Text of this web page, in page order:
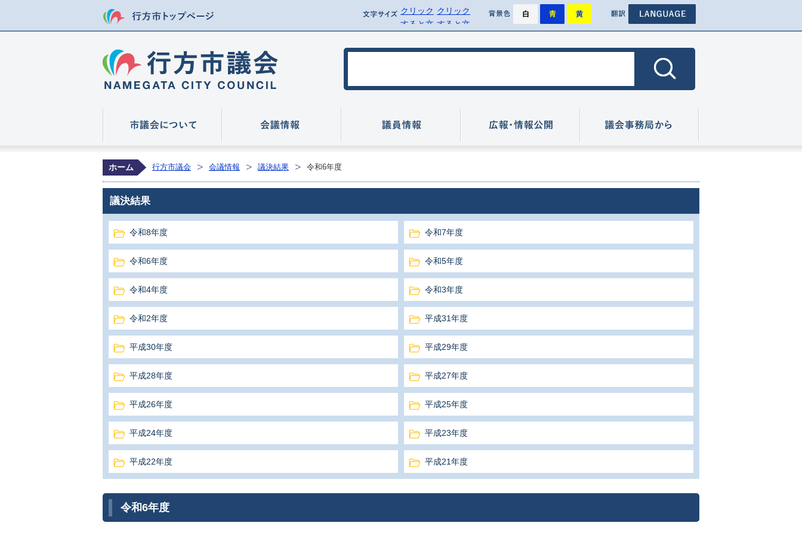
文字サイズ
クリック
すると文
を標準に
クリック
すると文
を拡大で
翻訳
背景色
背景を標準にします
背景を青色にします
背景を黄色にします
背景を黒色にします
ホーム 行方市議会 会議情報 議決結果 令和6年度
議決結果
令和8年度 令和7年度
令和6年度 令和5年度
令和4年度 令和3年度
令和2年度 平成31年度
平成30年度 平成29年度
平成28年度 平成27年度
平成26年度 平成25年度
平成24年度 平成23年度
平成22年度 平成21年度
令和6年度